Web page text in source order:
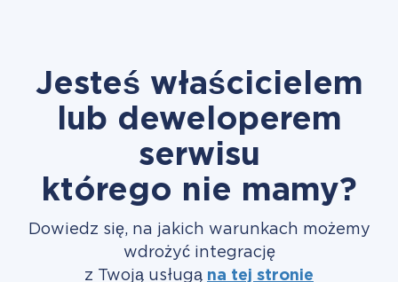
Jesteś właścicielem
lub deweloperem
serwisu
którego nie mamy?
Dowiedz się, na jakich warunkach możemy
wdrożyć integrację
z Twoją usługą na tej stronie